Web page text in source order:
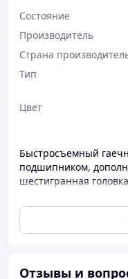
Состояние
Производитель
Страна
Тип
Цвет
Быстросъемный
подшипником,
шестигранная
Параметры:
Внутренняя
Отзывы и